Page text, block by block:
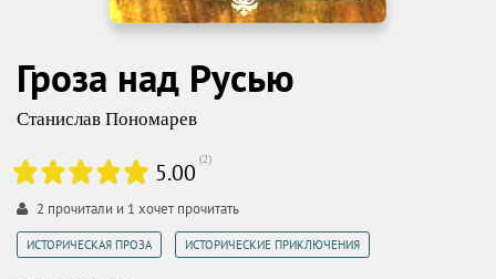
Гроза над Русью
Станислав Пономарев
5.00 (2)
2 прочитали и 1 хочет прочитать
ИСТОРИЧЕСКАЯ ПРОЗА ИСТОРИЧЕСКИЕ ПРИКЛЮЧЕНИЯ